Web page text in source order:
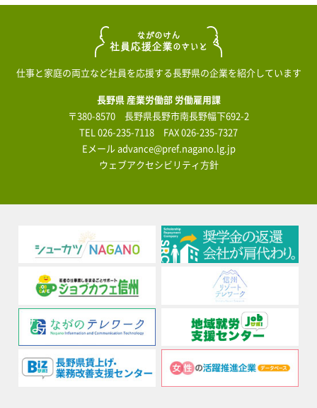
仕事と家庭の両立など社員を応援する長野県の企業を紹介しています
長野県 産業労働部 労働雇用課
〒380-8570 長野県長野市南長野幅下692-2
TEL026-235-7118 FAX 026-235-7327
Eメールadvance@pref.nagano.lg.jp
ウェブアクセシビリティ方針